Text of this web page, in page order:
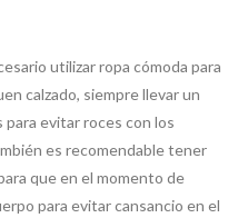
utilizar ropa cómoda para
calzado, siempre llevar un
evitar roces con los
es recomendable tener
que en el momento de
para evitar cansancio en el